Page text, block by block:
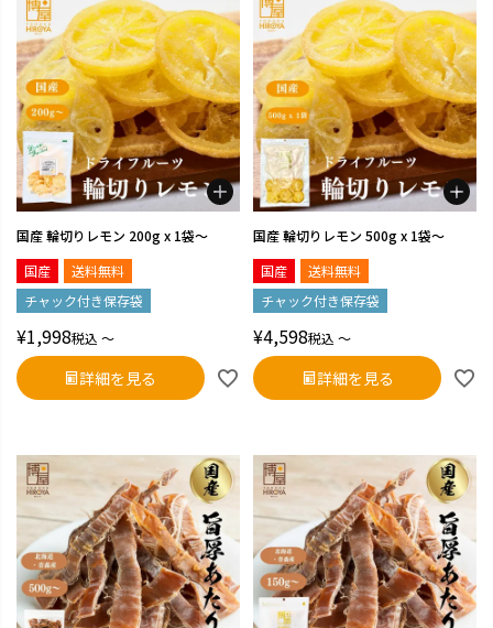
国産 輪切りレモン 200g x 1袋～
国産
送料無料
チャック付き保存袋
¥1,998税込 〜
詳細を見る
国産 輪切りレモン 500g x 1袋～
国産
送料無料
チャック付き保存袋
¥4,598税込 〜
詳細を見る